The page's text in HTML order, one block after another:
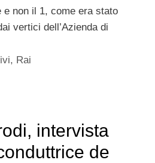
e non il 1, come era stato
vertici dell’Azienda di
, Rai
intervista
de